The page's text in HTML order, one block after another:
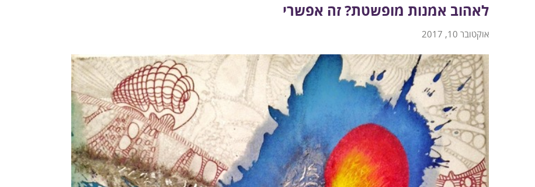
לאהוב אמנות מופשטת? זה אפשרי
אוקטובר 10, 2017